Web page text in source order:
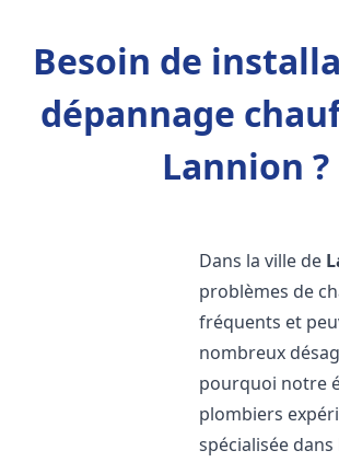
Besoin de
dépannage
Lannion ?
Dans la ville de
problèmes de
fréquents et
nombreux
pourquoi notre
plombiers
spécialisée dans